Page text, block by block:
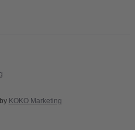
KOKO Marketing